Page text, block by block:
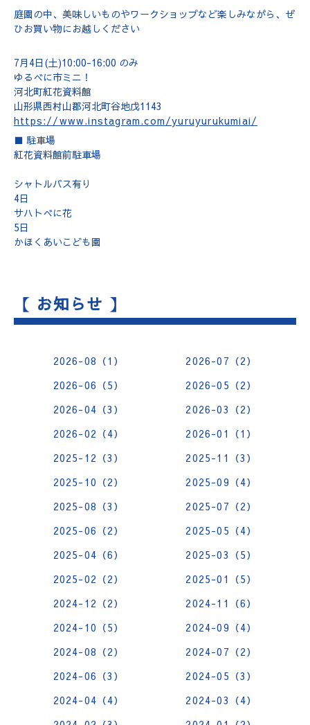
庭園の中、美味しいものやワークショップなど楽しみながら、ぜ
ひお買い物にお越しください
7月4日(土)10:00-16:00 のみ
ゆるべに市ミニ！
河北町紅花資料館
山形県西村山郡河北町谷地戊1143
https://www.instagram.com/yuruyurukumiai/
■ 駐車場
紅花資料館前駐車場
シャトルバス有り
4日
サハトべに花
5日
かほくあいこども園
【 お知らせ 】
2026-08（1）
2026-07（2）
2026-06（5）
2026-05（2）
2026-04（3）
2026-03（2）
2026-02（4）
2026-01（1）
2025-12（3）
2025-11（3）
2025-10（2）
2025-09（4）
2025-08（3）
2025-07（2）
2025-06（2）
2025-05（4）
2025-04（6）
2025-03（5）
2025-02（2）
2025-01（5）
2024-12（2）
2024-11（6）
2024-10（5）
2024-09（4）
2024-08（2）
2024-07（2）
2024-06（3）
2024-05（3）
2024-04（4）
2024-03（4）